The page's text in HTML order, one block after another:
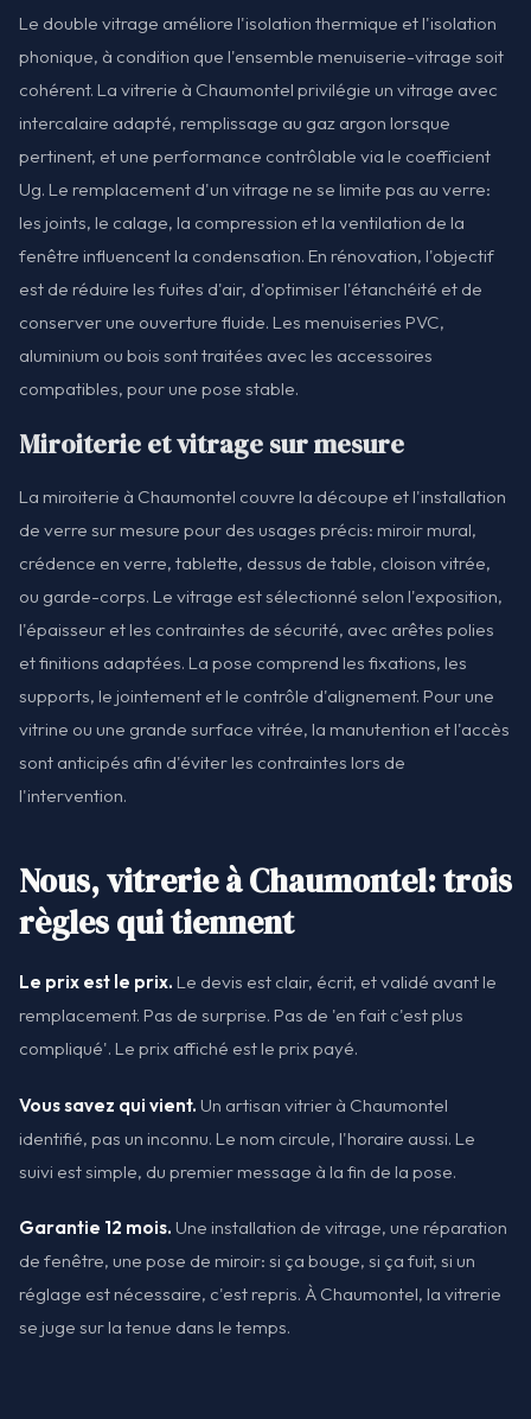
Le double vitrage améliore l'isolation thermique et l'isolation
phonique, à condition que l'ensemble menuiserie-vitrage soit
cohérent. La vitrerie à Chaumontel privilégie un vitrage avec
intercalaire adapté, remplissage au gaz argon lorsque
pertinent, et une performance contrôlable via le coefficient
Ug. Le remplacement d'un vitrage ne se limite pas au verre:
les joints, le calage, la compression et la ventilation de la
fenêtre influencent la condensation. En rénovation, l'objectif
est de réduire les fuites d'air, d'optimiser l'étanchéité et de
conserver une ouverture fluide. Les menuiseries PVC,
aluminium ou bois sont traitées avec les accessoires
compatibles, pour une pose stable.
Miroiterie et vitrage sur mesure
La miroiterie à Chaumontel couvre la découpe et l'installation
de verre sur mesure pour des usages précis: miroir mural,
crédence en verre, tablette, dessus de table, cloison vitrée,
ou garde-corps. Le vitrage est sélectionné selon l'exposition,
l'épaisseur et les contraintes de sécurité, avec arêtes polies
et finitions adaptées. La pose comprend les fixations, les
supports, le jointement et le contrôle d'alignement. Pour une
vitrine ou une grande surface vitrée, la manutention et l'accès
sont anticipés afin d'éviter les contraintes lors de
l'intervention.
Nous, vitrerie à Chaumontel: trois
règles qui tiennent
Le prix est le prix. Le devis est clair, écrit, et validé avant le
remplacement. Pas de surprise. Pas de 'en fait c'est plus
compliqué'. Le prix affiché est le prix payé.
Vous savez qui vient. Un artisan vitrier à Chaumontel
identifié, pas un inconnu. Le nom circule, l'horaire aussi. Le
suivi est simple, du premier message à la fin de la pose.
Garantie 12 mois. Une installation de vitrage, une réparation
de fenêtre, une pose de miroir: si ça bouge, si ça fuit, si un
réglage est nécessaire, c'est repris. À Chaumontel, la vitrerie
se juge sur la tenue dans le temps.